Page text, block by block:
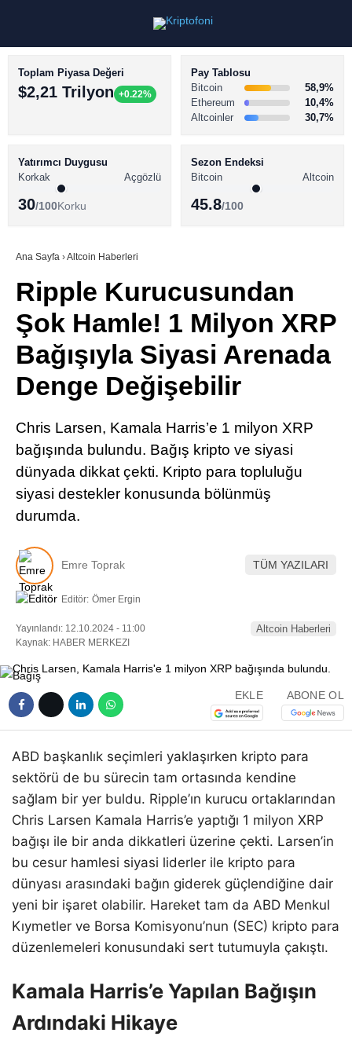
Youtube
TikTok
Telegram
BİTCOİN HABERLERİ
ALTCOİN HABERLERİ
SÖZLÜK
Toplam Piyasa Değeri
$2,21 Trilyon +0.22%
Pay Tablosu
Bitcoin
58,9%
Ethereum
10,4%
Altcoinler
30,7%
Yatırımcı Duygusu
Korkak
Açgözlü
30/100Korku
Sezon Endeksi
Bitcoin
Altcoin
45.8/100
Ana Sayfa ›Altcoin Haberleri
Ripple Kurucusundan
Şok Hamle! 1 Milyon XRP
Bağışıyla Siyasi Arenada
Denge Değişebilir
Chris Larsen, Kamala Harris’e 1 milyon XRP
bağışında bulundu. Bağış kripto ve siyasi
dünyada dikkat çekti. Kripto para topluluğu
siyasi destekler konusunda bölünmüş
durumda.
Emre Toprak TÜM YAZILARI
Editör: Ömer Ergin
Yayınlandı: 12.10.2024 - 11:00
Kaynak: HABER MERKEZI
Altcoin Haberleri
EKLE ABONE OL
ABD başkanlık seçimleri yaklaşırken kripto para
sektörü de bu sürecin tam ortasında kendine
sağlam bir yer buldu. Ripple’ın kurucu ortaklarından
Chris Larsen Kamala Harris’e yaptığı 1 milyon XRP
bağışı ile bir anda dikkatleri üzerine çekti. Larsen’in
bu cesur hamlesi siyasi liderler ile kripto para
dünyası arasındaki bağın giderek güçlendiğine dair
yeni bir işaret olabilir. Hareket tam da ABD Menkul
Kıymetler ve Borsa Komisyonu’nun (SEC) kripto para
düzenlemeleri konusundaki sert tutumuyla çakıştı.
Kamala Harris’e Yapılan Bağışın
Ardındaki Hikaye